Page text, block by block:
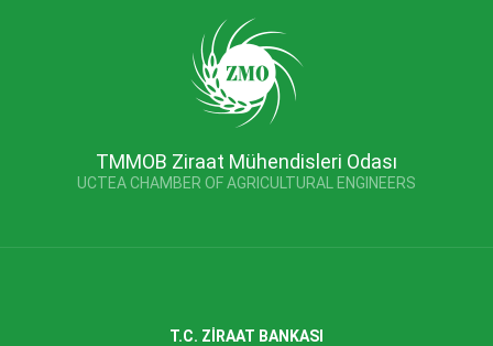
TMMOB Ziraat Mühendisleri Odası
UCTEA CHAMBER OF AGRICULTURAL ENGINEERS
T.C. ZİRAAT BANKASI